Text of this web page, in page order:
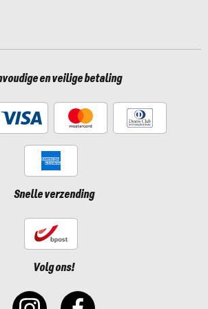
en veilige betaling
Snelle verzending
Volg ons!